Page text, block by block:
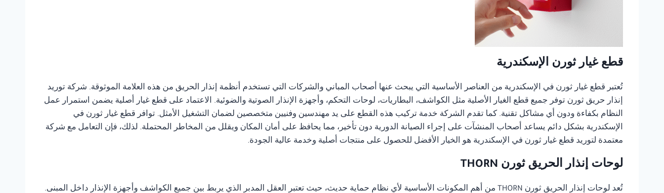
قطع غيار ثورن الإسكندرية
تُعتبر قطع غيار ثورن في الإسكندرية من العناصر الأساسية التي يبحث عنها أصحاب المباني والشركات التي تستخدم أنظمة إنذار الحريق من هذه العلامة الموثوقة. شركة توريد
إنذار حريق ثورن توفر جميع قطع الغيار الأصلية مثل الكواشف، البطاريات، لوحات التحكم، وأجهزة الإنذار الصوتية والضوئية. الاعتماد على قطع غيار أصلية يضمن استمرار عمل
النظام بكفاءة ودون أي مشاكل تقنية. كما تقدم الشركة خدمة تركيب هذه القطع على يد مهندسين وفنيين متخصصين لضمان التشغيل الأمثل. توافر قطع غيار ثورن في
الإسكندرية بشكل دائم يساعد أصحاب المنشآت على إجراء الصيانة الدورية دون تأخير، مما يحافظ على أمان المكان ويقلل من المخاطر المحتملة. لذلك، فإن التعامل مع شركة
معتمدة لتوريد قطع غيار ثورن في الإسكندرية هو الخيار الأفضل للحصول على منتجات أصلية وخدمة عالية الجودة.
لوحات إنذار الحريق ثورن THORN
تُعد لوحات إنذار الحريق ثورن THORN من أهم المكونات الأساسية لأي نظام حماية حديث، حيث تعتبر العقل المدبر الذي يربط بين جميع الكواشف وأجهزة الإنذار داخل المبنى.